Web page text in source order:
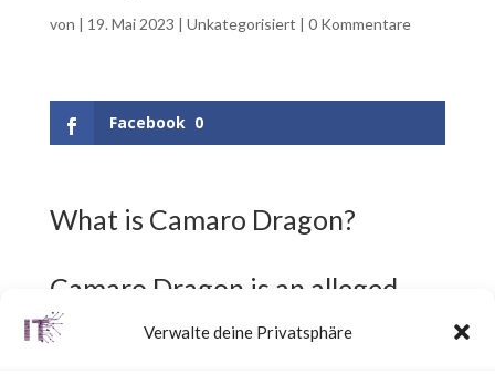
Verwalte deine Privatsphäre
von | 19. Mai 2023 | Unkategorisiert | 0 Kommentare
Facebook 0
What is Camaro Dragon?
Camaro Dragon is an alleged
Chinese threat actor that has a